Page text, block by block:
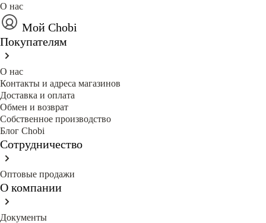
О нас
Мой Chobi
Покупателям
О нас
Контакты и адреса магазинов
Доставка и оплата
Обмен и возврат
Собственное производство
Блог Сhobi
Сотрудничество
Оптовые продажи
О компании
Документы